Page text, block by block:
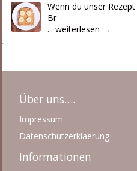
Wenn du unser
Br
... weiterlesen →
Über uns….
Impressum
Datenschutzerklaerung
Informationen